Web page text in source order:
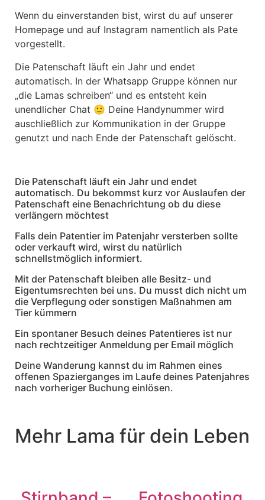
Wenn du einverstanden bist, wirst du auf unserer
Homepage und auf Instagram namentlich als Pate
vorgestellt.
Die Patenschaft läuft ein Jahr und endet
automatisch. In der Whatsapp Gruppe können nur
„die Lamas schreiben“ und es entsteht kein
unendlicher Chat 🙂 Deine Handynummer wird
auschließlich zur Kommunikation in der Gruppe
genutzt und nach Ende der Patenschaft gelöscht.
Die Patenschaft läuft ein Jahr und endet
automatisch. Du bekommst kurz vor Auslaufen der
Patenschaft eine Benachrichtung ob du diese
verlängern möchtest
Falls dein Patentier im Patenjahr versterben sollte
oder verkauft wird, wirst du natürlich
schnellstmöglich informiert.
Mit der Patenschaft bleiben alle Besitz- und
Eigentumsrechten bei uns. Du musst dich nicht um
die Verpflegung oder sonstigen Maßnahmen am
Tier kümmern
Ein spontaner Besuch deines Patentieres ist nur
nach rechtzeitiger Anmeldung per Email möglich
Deine Wanderung kannst du im Rahmen eines
offenen Spazierganges im Laufe deines Patenjahres
nach vorheriger Buchung einlösen.
Mehr Lama für dein Leben